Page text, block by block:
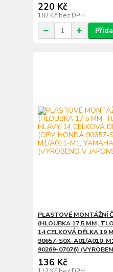
220 Kč
182 Kč bez DPH
PLASTOVÉ MONTÁŽNÍ
(HLOUBKA 17,5 MM,
14 CELKOVÁ DÉLKA 19
90657-S0X-A01/A010-
90269-07076)
136 Kč